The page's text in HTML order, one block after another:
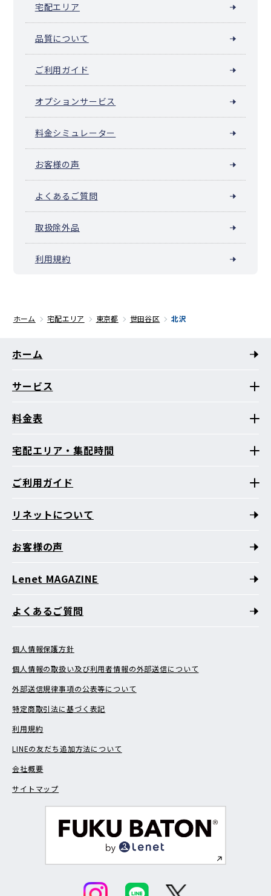
宅配エリア
品質について
ご利用ガイド
オプションサービス
料金シミュレーター
お客様の声
よくあるご質問
取扱除外品
利用規約
ホーム 宅配エリア 東京都 世田谷区 北沢
ホーム
サービス
料金表
宅配エリア・集配時間
ご利用ガイド
リネットについて
お客様の声
Lenet MAGAZINE
よくあるご質問
個人情報保護方針
個人情報の取扱い及び利用者情報の外部送信について
外部送信規律事項の公表等について
特定商取引法に基づく表記
利用規約
LINEの友だち追加方法について
会社概要
サイトマップ